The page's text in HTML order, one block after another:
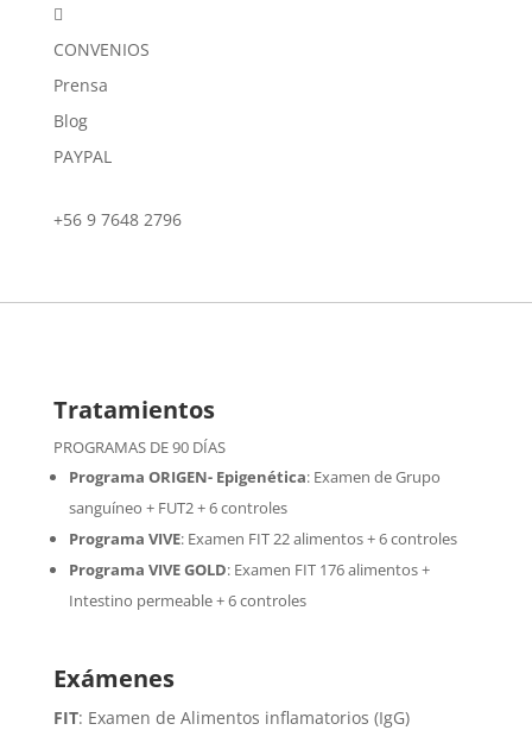

CONVENIOS
Prensa
Blog
PAYPAL
+56 9 7648 2796
Tratamientos
PROGRAMAS DE 90 DÍAS
Programa ORIGEN- Epigenética:Examen de Grupo
sanguíneo + FUT2 + 6 controles
Programa VIVE: Examen FIT 22 alimentos + 6 controles
Programa VIVE GOLD: Examen FIT 176 alimentos +
Intestino permeable + 6 controles
Exámenes
FIT: Examen de Alimentos inflamatorios (IgG)